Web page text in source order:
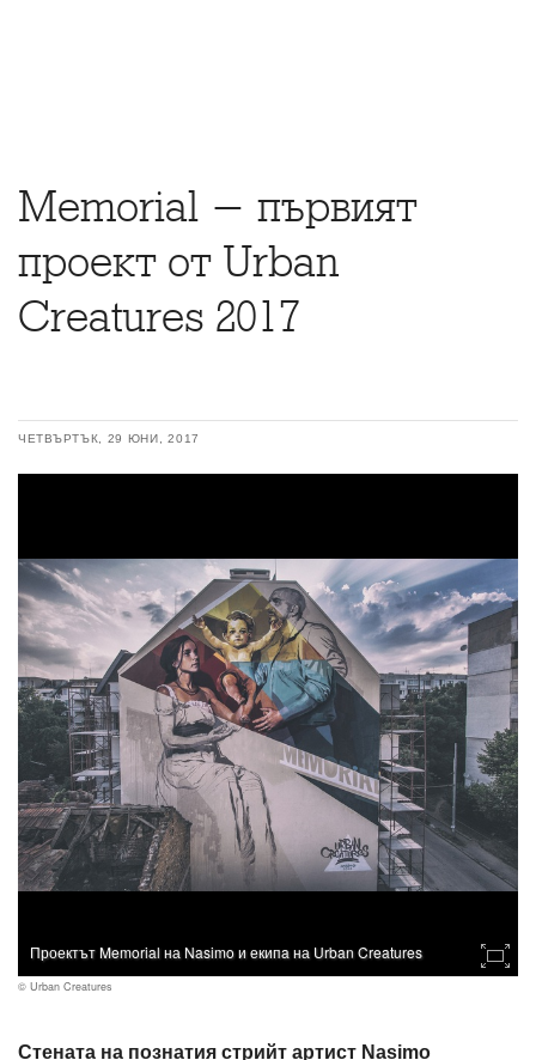
Memorial - първият
проект от Urban
Creatures 2017
ЧЕТВЪРТЪК, 29 ЮНИ, 2017
Проектът Memorial на Nasimo и екипa на Urban Creatures
© Urban Creatures
Стената на познатия стрийт артист Nasimo